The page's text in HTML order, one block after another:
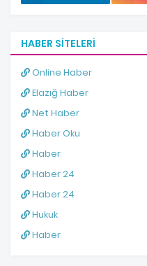
HABER SITELERI
Online Haber
Elazığ Haber
Net Haber
Haber Oku
Haber
Haber 24
Haber 24
Hukuk
Haber